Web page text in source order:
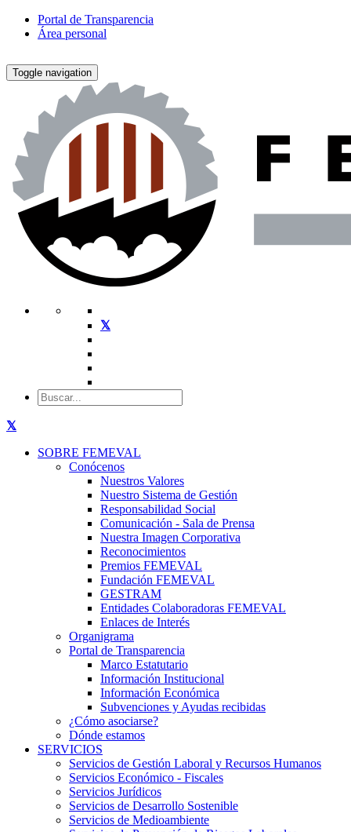
Portal de Transparencia
Área personal
Toggle navigation
SOBRE FEMEVAL
Conócenos
Nuestros Valores
Nuestro Sistema de Gestión
Responsabilidad Social
Comunicación - Sala de Prensa
Nuestra Imagen Corporativa
Reconocimientos
Premios FEMEVAL
Fundación FEMEVAL
GESTRAM
Entidades Colaboradoras FEMEVAL
Enlaces de Interés
Organigrama
Portal de Transparencia
Marco Estatutario
Información Institucional
Información Económica
Subvenciones y Ayudas recibidas
¿Cómo asociarse?
Dónde estamos
SERVICIOS
Servicios de Gestión Laboral y Recursos Humanos
Servicios Económico - Fiscales
Servicios Jurídicos
Servicios de Desarrollo Sostenible
Servicios de Medioambiente